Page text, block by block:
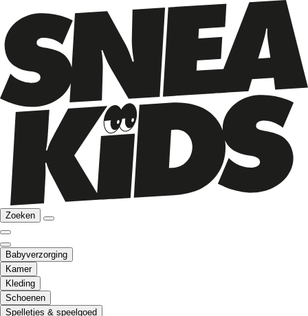
Zoeken
Babyverzorging
Kamer
Kleding
Schoenen
Spelletjes & speelgoed